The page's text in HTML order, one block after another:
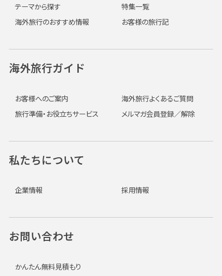
テーマから探す
特集一覧
海外旅行のおすすめ情報
お客様の旅行記
海外旅行ガイド
お客様へのご案内
海外旅行よくあるご質問
旅行準備・お役立ちサービス
メルマガ会員登録／解除
私たちについて
企業情報 採用情報
お問い合わせ
かんたん無料見積もり